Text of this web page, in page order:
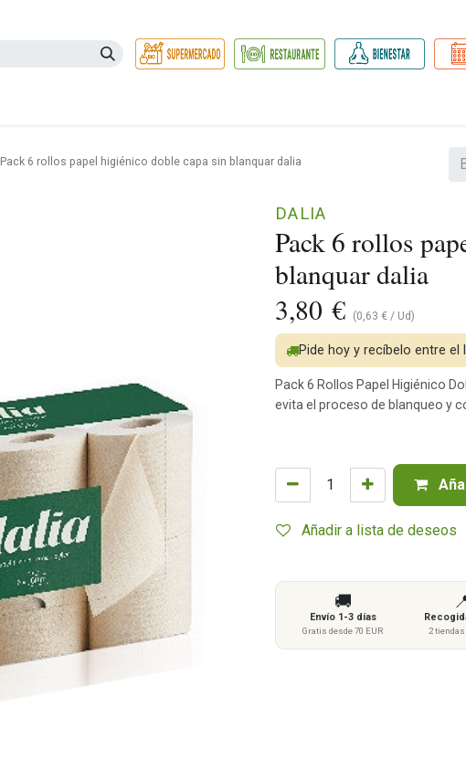
Pack 6 rollos papel higiénico doble capa sin blanquar dalia
Pack 6 rollos
blanquar dalia
DALIA
3,80 € (0,63 € / Ud)
Añadir a lista de deseos
Pide hoy y recíbelo entre
Pack 6 Rollos Papel Higiénico
evita el proceso de blanqueo y
🚚
Envío 1-3 días
Gratis desde 70 EUR 2